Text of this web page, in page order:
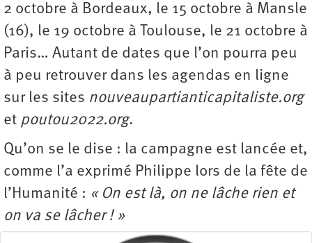
2 octobre à Bordeaux, le 15 octobre à Mansle
(16), le 19 octobre à Toulouse, le 21 octobre à
Paris… Autant de dates que l’on pourra peu
à peu retrouver dans les agendas en ligne
sur les sites nouveaupartianticapitaliste.org
et poutou2022.org.
Qu’on se le dise : la campagne est lancée et,
comme l’a exprimé Philippe lors de la fête de
l’Humanité : « On est là, on ne lâche rien et
on va se lâcher ! »